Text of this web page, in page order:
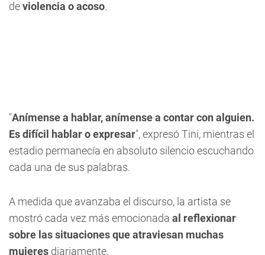
deviolencia o acoso.
"Anímense a hablar, anímense a contar con alguien.
Es difícil hablar o expresar", expresó Tini, mientras el
estadio permanecía en absoluto silencio escuchando
cada una de sus palabras.
A medida que avanzaba el discurso, la artista se
mostró cada vez más emocionada al reflexionar
sobre las situaciones que atraviesan muchas
mujeres diariamente.